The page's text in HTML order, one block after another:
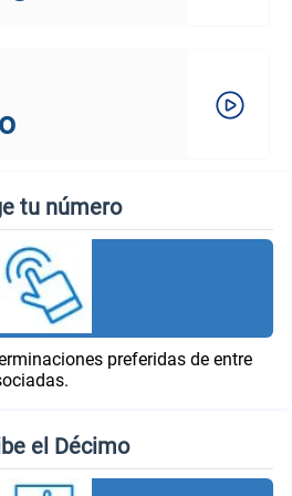
tu número
preferidas de entre
el Décimo